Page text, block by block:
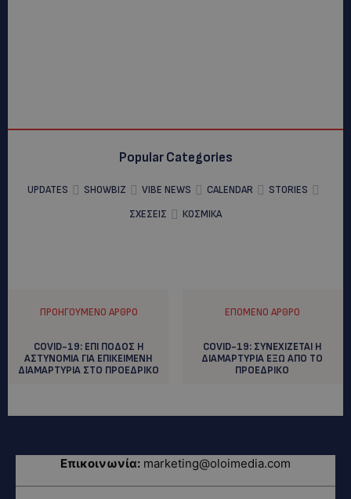
Popular Categories
UPDATES SHOWBIZ VIBE NEWS CALENDAR
STORIES
ΣΧΕΣΕΙΣ
ΚΟΣΜΙΚΑ
ΠΡΟΗΓΟΎΜΕΝΟ ΆΡΘΡΟ
COVID-19: ΕΠΙ ΠΟΔΟΣ Η
ΑΣΤΥΝΟΜΙΑ ΓΙΑ ΕΠΙΚΕΙΜΕΝΗ
ΔΙΑΜΑΡΤΥΡΙΑ ΣΤΟ ΠΡΟΕΔΡΙΚΟ
ΕΠΌΜΕΝΟ ΆΡΘΡΟ
COVID-19: ΣΥΝΕΧΙΖΕΤΑΙ Η
ΔΙΑΜΑΡΤΥΡΙΑ ΕΞΩ ΑΠΟ ΤΟ
ΠΡΟΕΔΡΙΚΟ
Επικοινωνία: marketing@oloimedia.com